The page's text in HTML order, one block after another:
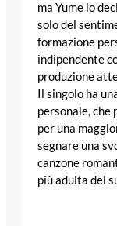
ma Yume lo
solo del
formazione
indipendente
produzione
Il singolo ha
personale, che
per una
segnare una
canzone
più adulta del